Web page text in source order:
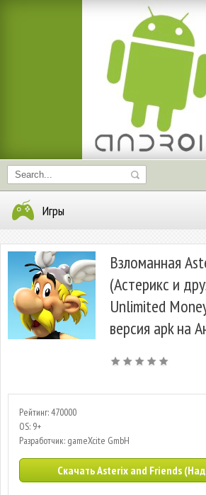
Игры
Взломанная
(Астерикс и
Unlimited
версия apk на
Рейтинг: 470000
OS: 9+
Разработчик: gameXcite GmbH
Скачать Asterix and Friends